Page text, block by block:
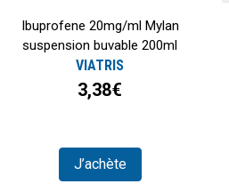
Ibuprofene 20mg/ml Mylan
suspension buvable 200ml
VIATRIS
3,38€
J’achète